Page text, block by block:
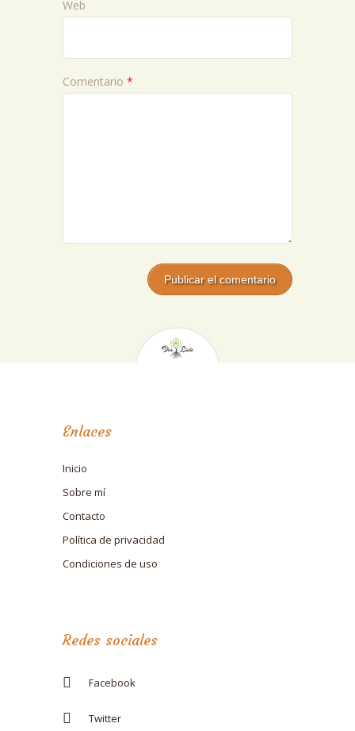
Web
Comentario *
Enlaces
Inicio
Sobre mí
Contacto
Política de privacidad
Condiciones de uso
Redes sociales
Facebook
Twitter